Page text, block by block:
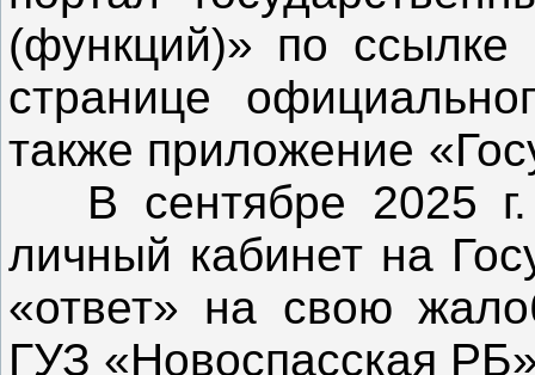
(функций)» по ссылке
странице
также приложение
В сентябре 2025
личный кабинет на
«ответ» на свою
ГУЗ